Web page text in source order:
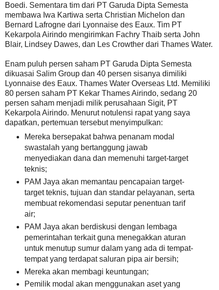
Boedi. Sementara tim dari PT Garuda Dipta Semesta
membawa Iwa Kartiwa serta Christian Michelon dan
Bernard Lafrogne dari Lyonnaise des Eaux. Tim PT
Kekarpola Airindo mengirimkan Fachry Thaib serta John
Blair, Lindsey Dawes, dan Les Crowther dari Thames Water.
Enam puluh persen saham PT Garuda Dipta Semesta
dikuasai Salim Group dan 40 persen sisanya dimiliki
Lyonnaise des Eaux. Thames Water Overseas Ltd. Memiliki
80 persen saham PT Kekar Thames Airindo, sedang 20
persen saham menjadi milik perusahaan Sigit, PT
Kekarpola Airindo. Menurut notulensi rapat yang saya
dapatkan, pertemuan tersebut menyimpulkan:
Mereka bersepakat bahwa penanam modal
swastalah yang bertanggung jawab
menyediakan dana dan memenuhi target-target
teknis;
PAM Jaya akan memantau pencapaian target-
target teknis, tujuan dan standar pelayanan, serta
membuat rekomendasi seputar penentuan tarif
air;
PAM Jaya akan berdiskusi dengan lembaga
pemerintahan terkait guna menegakkan aturan
untuk menutup sumur dalam yang ada di tempat-
tempat yang terdapat saluran pipa air bersih;
Mereka akan membagi keuntungan;
Pemilik modal akan menggunakan aset yang